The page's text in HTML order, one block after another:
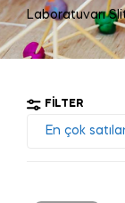
Laboratuvarı
FILTER